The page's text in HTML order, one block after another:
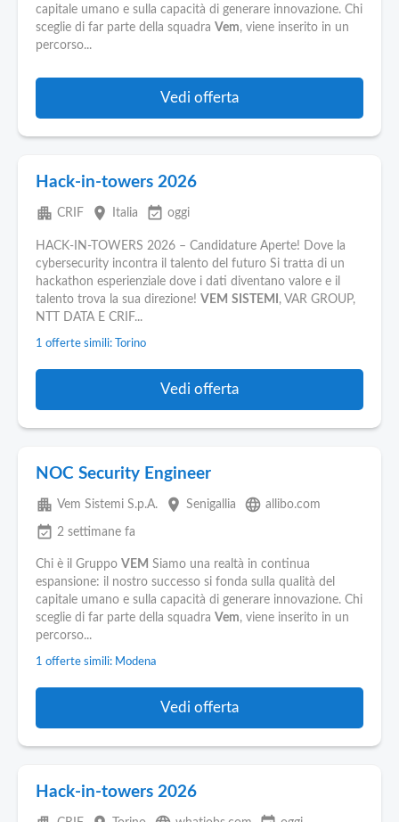
capitale umano e sulla capacità di generare innovazione. Chi
sceglie di far parte della squadra Vem, viene inserito in un
percorso...
Vedi offerta
Hack-in-towers 2026
apartment CRIF place Italia event_available oggi
HACK-IN-TOWERS 2026 – Candidature Aperte! Dove la
cybersecurity incontra il talento del futuro Si tratta di un
hackathon esperienziale dove i dati diventano valore e il
talento trova la sua direzione! VEM SISTEMI , VAR GROUP,
NTT DATA E CRIF...
1 offerte simili: Torino
Vedi offerta
NOC Security Engineer
apartment Vem Sistemi S.p.A. place Senigallia language allibo.com
event_available 2 settimane fa
Chi è il Gruppo VEM Siamo una realtà in continua
espansione: il nostro successo si fonda sulla qualità del
capitale umano e sulla capacità di generare innovazione. Chi
sceglie di far parte della squadra Vem, viene inserito in un
percorso...
1 offerte simili: Modena
Vedi offerta
Hack-in-towers 2026